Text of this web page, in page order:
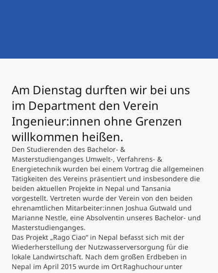
Micro Credentials
Masterclasses
Management-Seminare
Technische Weiterbildung
Maßgeschneiderte Programme
Studienberatung
Executive Education Finder
Am Dienstag durften wir bei uns
im Department den Verein
Ingenieur:innen ohne Grenzen
willkommen heißen.
Den Studierenden des Bachelor- &
Masterstudienganges Umwelt-, Verfahrens- &
Energietechnik wurden bei einem Vortrag die allgemeinen
Tätigkeiten des Vereins präsentiert und insbesondere die
beiden aktuellen Projekte in Nepal und Tansania
vorgestellt. Vertreten wurde der Verein von den beiden
ehrenamtlichen Mitarbeiter:innen Joshua Gutwald und
Marianne Nestle, eine Absolventin unseres Bachelor- und
Masterstudienganges.
Das Projekt „Rago Ciao“ in Nepal befasst sich mit der
Wiederherstellung der Nutzwasserversorgung für die
lokale Landwirtschaft. Nach dem großen Erdbeben in
Nepal im April 2015 wurde im Ort Raghuchour unter